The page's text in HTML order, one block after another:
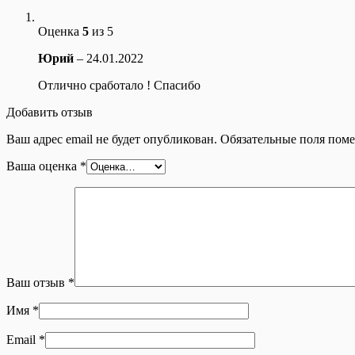
Оценка 5 из 5
Юрий – 24.01.2022
Отлично сработало ! Спасибо
Добавить отзыв
Ваш адрес email не будет опубликован. Обязательные поля
Ваша оценка *
Ваш отзыв *
Имя *
Email *